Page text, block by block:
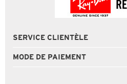
SERVICE CLIENTÈLE
MODE DE PAIEMENT